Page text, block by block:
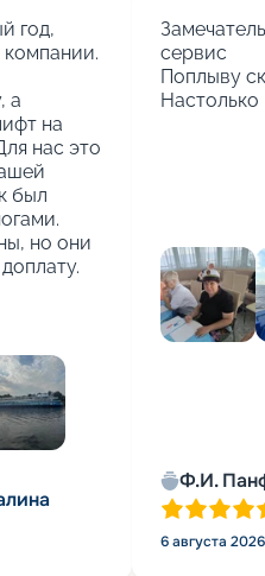
год,
а
на
нас это
был
но они
сервис
Поплыву
Ф.И.
6 августа 2026